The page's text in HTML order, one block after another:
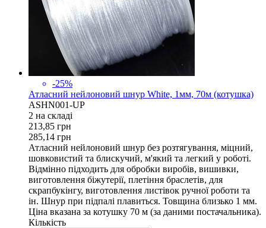
-25%
Атласний нейлоновий шнур White, 1мм, 70м (котушка)
ASHN001-UP
2 на складi
213,85 грн
285,14 грн
Атласний нейлоновий шнур без розтягування, міцний,
шовковистий та блискучий, м'який та легкий у роботі.
Відмінно підходить для обробки виробів, вишивки,
виготовлення біжутерії, плетіння браслетів, для
скрапбукінгу, виготовлення листівок ручної роботи та
ін. Шнур при підпалі плавиться. Товщина близько 1 мм.
Ціна вказана за котушку 70 м (за даними постачальника).
Кількість